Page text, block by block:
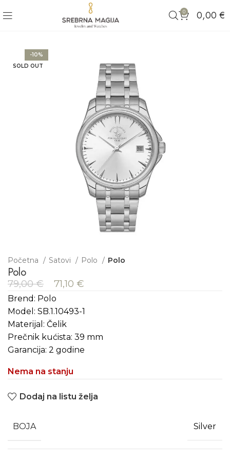
0 0,00 €
-10%
SOLD OUT
Početna Satovi Polo Polo
Polo
79,00€ 71,10 €
Brend: Polo
Model: SB.1.10493-1
Materijal: Čelik
Prečnik kućista: 39 mm
Garancija: 2 godine
Nema na stanju
Dodaj na listu želja
BOJA Silver